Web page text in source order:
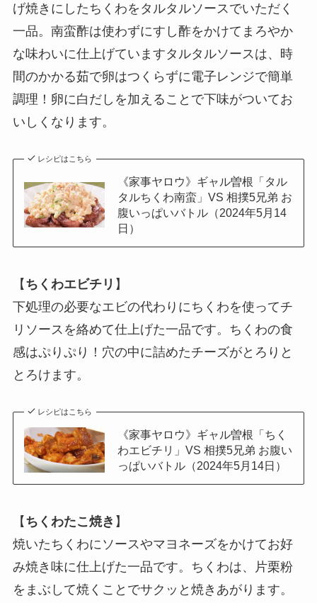
げ焼きにしたちくわをタルタルソースでいただく
一品。南蛮酢は使わずにすし酢をかけてまろやか
な味わいに仕上げていますタルタルソースは、時
間のかかる茹で卵はつくらずに電子レンジで簡単
調理！卵に白だしを加えることで下味がついてお
いしくなります。
レシピはこちら
《家事ヤロウ》ギャル曽根「タル
タルちくわ南蛮」VS 相撲5兄弟 お
腹いっぱいバトル（2024年5月14
日）
【 ちくわエビチリ 】
下処理の必要なエビの代わりにちくわを使ってチ
リソースを絡めて仕上げた一品です。ちくわの食
感はぷりぷり！穴の中に詰めたチーズがとろりと
とろけます。
レシピはこちら
《家事ヤロウ》ギャル曽根「ちく
わエビチリ」VS 相撲5兄弟 お腹い
っぱいバトル（2024年5月14日）
【 ちくわたこ焼き 】
焼いたちくわにソースやマヨネーズをかけてお好
み焼き味に仕上げた一品です。ちくわは、片栗粉
をまぶして焼くことでサクッと焼きあがります。